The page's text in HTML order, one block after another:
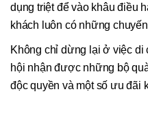
dụng triệt để vào khâu điều
khách luôn có những
Không chỉ dừng lại ở việc di
hội nhận được những bộ
độc quyền và một số ưu đãi